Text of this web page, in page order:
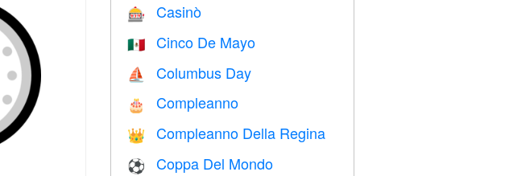
🎰 Casinò
🇲🇽 Cinco De Mayo
⛵️ Columbus Day
🎂 Compleanno
👑 Compleanno Della Regina
⚽ Coppa Del Mondo